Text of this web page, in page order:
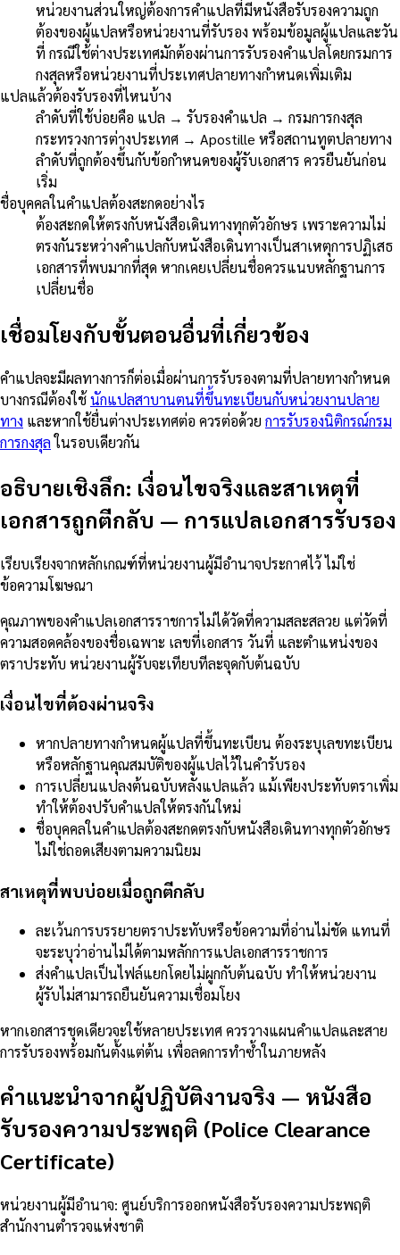
หน่วยงานส่วนใหญ่ต้องการคำแปลที่มีหนังสือรับรองความถูก
ต้องของผู้แปลหรือหน่วยงานที่รับรอง พร้อมข้อมูลผู้แปลและวัน
ที่ กรณีใช้ต่างประเทศมักต้องผ่านการรับรองคำแปลโดยกรมการ
กงสุลหรือหน่วยงานที่ประเทศปลายทางกำหนดเพิ่มเติม
แปลแล้วต้องรับรองที่ไหนบ้าง
ลำดับที่ใช้บ่อยคือ แปล → รับรองคำแปล → กรมการกงสุล
กระทรวงการต่างประเทศ → Apostille หรือสถานทูตปลายทาง
ลำดับที่ถูกต้องขึ้นกับข้อกำหนดของผู้รับเอกสาร ควรยืนยันก่อน
เริ่ม
ชื่อบุคคลในคำแปลต้องสะกดอย่างไร
ต้องสะกดให้ตรงกับหนังสือเดินทางทุกตัวอักษร เพราะความไม่
ตรงกันระหว่างคำแปลกับหนังสือเดินทางเป็นสาเหตุการปฏิเสธ
เอกสารที่พบมากที่สุด หากเคยเปลี่ยนชื่อควรแนบหลักฐานการ
เปลี่ยนชื่อ
เชื่อมโยงกับขั้นตอนอื่นที่เกี่ยวข้อง
คำแปลจะมีผลทางการก็ต่อเมื่อผ่านการรับรองตามที่ปลายทางกำหนด
บางกรณีต้องใช้นักแปลสาบานตนที่ขึ้นทะเบียนกับหน่วยงานปลาย
ทาง และหากใช้ยื่นต่างประเทศต่อ ควรต่อด้วย การรับรองนิติกรณ์กรม
การกงสุลในรอบเดียวกัน
อธิบายเชิงลึก: เงื่อนไขจริงและสาเหตุที่
เอกสารถูกตีกลับ — การแปลเอกสารรับรอง
เรียบเรียงจากหลักเกณฑ์ที่หน่วยงานผู้มีอำนาจประกาศไว้ ไม่ใช่
ข้อความโฆษณา
คุณภาพของคำแปลเอกสารราชการไม่ได้วัดที่ความสละสลวย แต่วัดที่
ความสอดคล้องของชื่อเฉพาะ เลขที่เอกสาร วันที่ และตำแหน่งของ
ตราประทับ หน่วยงานผู้รับจะเทียบทีละจุดกับต้นฉบับ
เงื่อนไขที่ต้องผ่านจริง
หากปลายทางกำหนดผู้แปลที่ขึ้นทะเบียน ต้องระบุเลขทะเบียน
หรือหลักฐานคุณสมบัติของผู้แปลไว้ในคำรับรอง
การเปลี่ยนแปลงต้นฉบับหลังแปลแล้ว แม้เพียงประทับตราเพิ่ม
ทำให้ต้องปรับคำแปลให้ตรงกันใหม่
ชื่อบุคคลในคำแปลต้องสะกดตรงกับหนังสือเดินทางทุกตัวอักษร
ไม่ใช่ถอดเสียงตามความนิยม
สาเหตุที่พบบ่อยเมื่อถูกตีกลับ
ละเว้นการบรรยายตราประทับหรือข้อความที่อ่านไม่ชัด แทนที่
จะระบุว่าอ่านไม่ได้ตามหลักการแปลเอกสารราชการ
ส่งคำแปลเป็นไฟล์แยกโดยไม่ผูกกับต้นฉบับ ทำให้หน่วยงาน
ผู้รับไม่สามารถยืนยันความเชื่อมโยง
หากเอกสารชุดเดียวจะใช้หลายประเทศ ควรวางแผนคำแปลและสาย
การรับรองพร้อมกันตั้งแต่ต้น เพื่อลดการทำซ้ำในภายหลัง
คำแนะนำจากผู้ปฏิบัติงานจริง — หนังสือ
รับรองความประพฤติ (Police Clearance
Certificate)
หน่วยงานผู้มีอำนาจ: ศูนย์บริการออกหนังสือรับรองความประพฤติ
สำนักงานตำรวจแห่งชาติ